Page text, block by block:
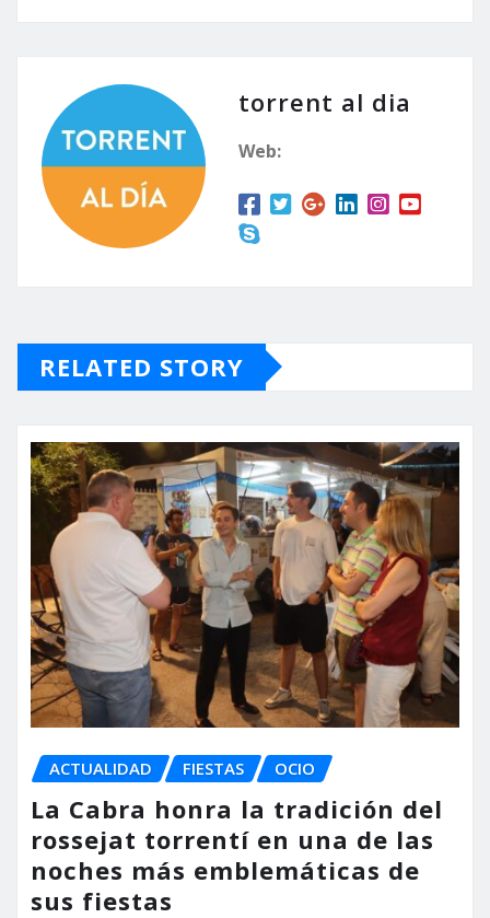
torrent al dia
Web:
RELATED STORY
ACTUALIDAD FIESTAS OCIO
La Cabra honra la tradición del
rossejat torrentí en una de las
noches más emblemáticas de
sus fiestas